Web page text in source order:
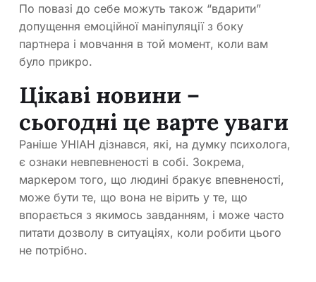
По повазі до себе можуть також “вдарити”
допущення емоційної маніпуляції з боку
партнера і мовчання в той момент, коли вам
було прикро.
Цікаві новини –
сьогодні це варте уваги
Раніше УНІАН дізнався, які, на думку психолога,
є ознаки невпевненості в собі. Зокрема,
маркером того, що людині бракує впевненості,
може бути те, що вона не вірить у те, що
впорається з якимось завданням, і може часто
питати дозволу в ситуаціях, коли робити цього
не потрібно.